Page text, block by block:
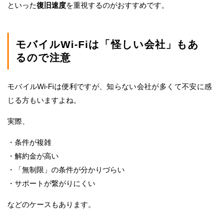
といった復旧速度を重視するのがおすすめです。
モバイルWi-Fiは「怪しい会社」もあ
るので注意
モバイルWi-Fiは便利ですが、知らない会社が多くて不安に感
じる方もいますよね。
実際、
・条件が複雑
・解約金が高い
・「無制限」の条件が分かりづらい
・サポートが繋がりにくい
などのケースもあります。